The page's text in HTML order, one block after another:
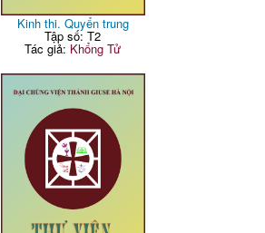
Kinh thi. Quyển trung
Tập số: T2
Tác giả: Khổng Tử